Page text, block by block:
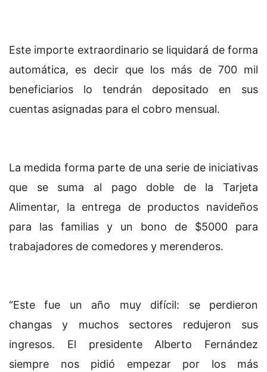
Este importe extraordinario se liquidará de forma
automática, es decir que los más de 700 mil
beneficiarios lo tendrán depositado en sus
cuentas asignadas para el cobro mensual.
La medida forma parte de una serie de iniciativas
que se suma al pago doble de la Tarjeta
Alimentar, la entrega de productos navideños
para las familias y un bono de $5000 para
trabajadores de comedores y merenderos.
“Este fue un año muy difícil: se perdieron
changas y muchos sectores redujeron sus
ingresos. El presidente Alberto Fernández
siempre nos pidió empezar por los más